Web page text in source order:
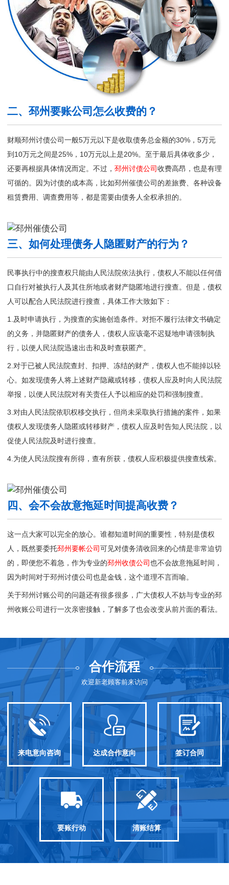
二、邳州要账公司怎么收费的？
财顺邳州讨债公司一般5万元以下是收取债务总金额的30%，5万元
到10万元之间是25%，10万元以上是20%。至于最后具体收多少，
还要再根据具体情况而定。不过， 邳州讨债公司收费高昂，也是有理
可循的。因为讨债的成本高，比如邳州催债公司的差旅费、各种设备
租赁费用、调查费用等，都是需要由债务人全权承担的。
三、如何处理债务人隐匿财产的行为？
民事执行中的搜查权只能由人民法院依法执行，债权人不能以任何借
口自行对被执行人及其住所地或者财产隐匿地进行搜查。但是，债权
人可以配合人民法院进行搜查，具体工作大致如下：
1.及时申请执行，为搜查的实施创造条件。对拒不履行法律文书确定
的义务，并隐匿财产的债务人，债权人应该毫不迟疑地申请强制执
行，以便人民法院迅速出击和及时查获匿产。
2.对于已被人民法院查封、扣押、冻结的财产，债权人也不能掉以轻
心。如发现债务人将上述财产隐藏或转移，债权人应及时向人民法院
举报，以便人民法院对有关责任人予以相应的处罚和强制搜查。
3.对由人民法院依职权移交执行，但尚未采取执行措施的案件，如果
债权人发现债务人隐匿或转移财产，债权人应及时告知人民法院，以
促使人民法院及时进行搜查。
4.为使人民法院搜有所得，查有所获，债权人应积极提供搜查线索。
四、会不会故意拖延时间提高收费？
这一点大家可以完全的放心。谁都知道时间的重要性，特别是债权
人，既然要委托邳州要帐公司可见对债务清收回来的心情是非常迫切
的，即便您不着急，作为专业的邳州收债公司也不会故意拖延时间，
因为时间对于邳州讨债公司也是金钱，这个道理不言而喻。
关于邳州讨账公司的问题还有很多很多，广大债权人不妨与专业的邳
州收账公司进行一次亲密接触，了解多了也会改变从前片面的看法。
合作流程
欢迎新老顾客前来访问
来电意向咨询 达成合作意向 签订合同
要账行动 清账结算